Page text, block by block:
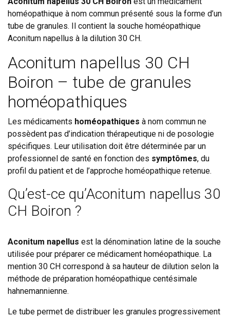
homéopathique à nom commun présenté sous la forme d’un
tube de granules. Il contient la souche homéopathique
Aconitum napellus à la dilution 30 CH.
Aconitum napellus 30 CH
Boiron – tube de granules
homéopathiques
Les médicaments homéopathiques à nom commun ne
possèdent pas d’indication thérapeutique ni de posologie
spécifiques. Leur utilisation doit être déterminée par un
professionnel de santé en fonction des symptômes, du
profil du patient et de l’approche homéopathique retenue.
Qu’est-ce qu’Aconitum napellus 30
CH Boiron ?
Aconitum napellus est la dénomination latine de la souche
utilisée pour préparer ce médicament homéopathique. La
mention 30 CH correspond à sa hauteur de dilution selon la
méthode de préparation homéopathique centésimale
hahnemannienne.
Le tube permet de distribuer les granules progressivement